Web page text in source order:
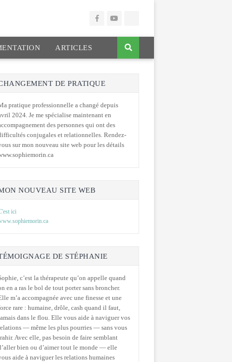
ARTICLES
DE PRATIQUE
pratique professionnelle a changé depuis
2024. Je me spécialise maintenant en
des personnes qui ont des
conjugales et relationnelles. Rendez-
sur mon nouveau site web pour les détails
NOUVEAU SITE WEB
ici
DE STÉPHANIE
c’est la thérapeute qu’on appelle quand
en a ras le bol de tout porter sans broncher.
m’a accompagnée avec une finesse et une
rare : humaine, drôle, cash quand il faut,
dans le flou. Elle vous aide à naviguer vos
— même les plus pourries — sans vous
Avec elle, pas besoin de faire semblant
bien ou d’aimer tout le monde — elle
aide à naviguer les relations humaines